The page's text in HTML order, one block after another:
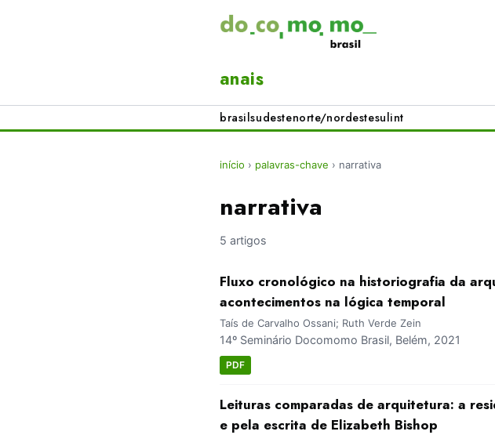
anais
brasilsudestenorte/nordestesulint
início › palavras-chave › narrativa
narrativa
5 artigos
Fluxo cronológico na historiografia da
acontecimentos na lógica temporal
Taís de Carvalho Ossani; Ruth Verde Zein
14º Seminário Docomomo Brasil, Belém, 2021
PDF
Leituras comparadas de arquitetura: a
e pela escrita de Elizabeth Bishop